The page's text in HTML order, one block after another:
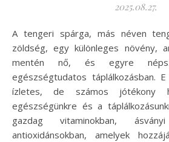
2025.08.27.
A tengeri spárga, más néven tengeri fű vagy tengeri
zöldség, egy különleges növény,
mentén nő, és egyre
egészségtudatos táplálkozásban.
ízletes, de számos
egészségünkre és a
gazdag vitaminokban,
antioxidánsokban, amelyek